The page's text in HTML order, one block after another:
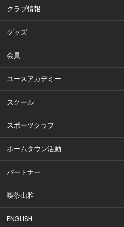
クラブ情報
グッズ
会員
ユースアカデミー
スクール
スポーツクラブ
ホームタウン活動
パートナー
喫茶山雅
ENGLISH